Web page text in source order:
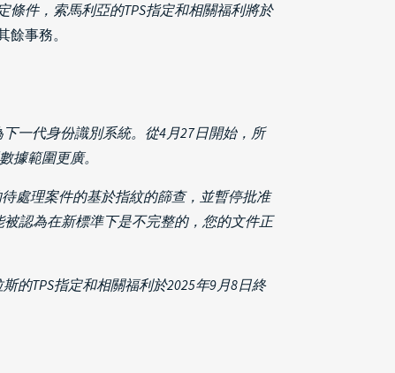
條件，索馬利亞的TPS指定和相關福利將於
事務。
一代身份識別系統。從4月27日開始，所
據範圍更廣。
處理案件的基於指紋的篩查，並暫停批准
認為在新標準下是不完整的，您的文件正
的TPS指定和相關福利於2025年9月8日終